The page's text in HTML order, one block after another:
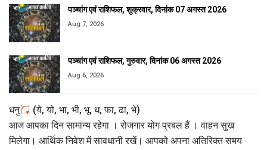
पञ्चांग एवं राशिफल, शुक्रवार, दिनांक 07 अगस्त 2026
Aug 7, 2026
पञ्चांग एवं राशिफल, गुरुवार, दिनांक 06 अगस्त 2026
Aug 6, 2026
धनु
(ये, यो, भा, भी, भू, ध, फा, ढा, भे)
आज आपका दिन सामान्य रहेगा । रोजगार योग प्रबल हैं । वाहन सुख
मिलेगा। आर्थिक निवेश में सावधानी रखें। आपको अपना अतिरिक्त समय